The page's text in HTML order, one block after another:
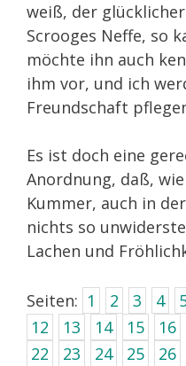
weiß, der
Scrooges Neffe, so
möchte ihn auch
ihm vor, und ich
Freundschaft
Es ist doch eine
Anordnung, daß,
Kummer, auch in
nichts so
Lachen und
Seiten: 1 2 3 4
12
13 14 15 16
22
23 24 25 26